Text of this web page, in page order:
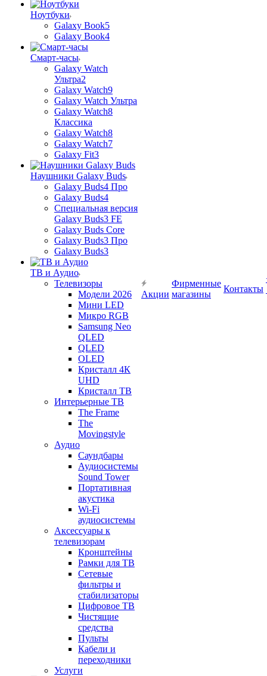
Ноутбуки
Galaxy Book5
Galaxy Book4
Смарт-часы
Galaxy Watch
Ультра2
Galaxy Watch9
Galaxy Watch Ультра
Galaxy Watch8
Классика
Galaxy Watch8
Galaxy Watch7
Galaxy Fit3
Наушники Galaxy Buds
Galaxy Buds4 Про
Galaxy Buds4
Специальная версия
Galaxy Buds3 FE
Galaxy Buds Core
Galaxy Buds3 Про
Galaxy Buds3
ТВ и Аудио
Телевизоры
Модели 2026
Мини LED
Микро RGB
Samsung Neo
QLED
QLED
OLED
Кристалл 4К
UHD
Кристалл ТВ
Интерьерные ТВ
The Frame
The
Movingstyle
Аудио
Саундбары
Аудиосистемы
Sound Tower
Портативная
акустика
Wi-Fi
аудиосистемы
Аксессуары к
телевизорам
Кронштейны
Рамки для ТВ
Сетевые
фильтры и
стабилизаторы
Цифровое ТВ
Чистящие
средства
Пульты
Кабели и
переходники
Услуги
Акции
Фирменные
магазины
Контакты